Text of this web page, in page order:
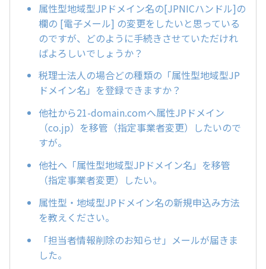
属性型地域型JPドメイン名の[JPNICハンドル]の
欄の [電子メール] の変更をしたいと思っている
のですが、どのように手続きさせていただけれ
ばよろしいでしょうか？
税理士法人の場合どの種類の「属性型地域型JP
ドメイン名」を登録できますか？
他社から21-domain.comへ属性JPドメイン
（co.jp）を移管（指定事業者変更）したいので
すが。
他社へ「属性型地域型JPドメイン名」を移管
（指定事業者変更）したい。
属性型・地域型JPドメイン名の新規申込み方法
を教えください。
「担当者情報削除のお知らせ」メールが届きま
した。